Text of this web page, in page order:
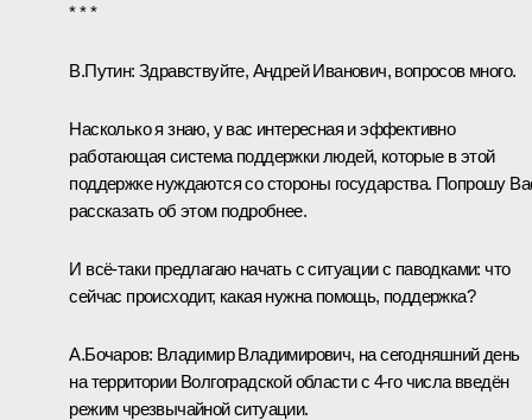
* * *
В.Путин: Здравствуйте, Андрей Иванович, вопросов много.
Насколько я знаю, у вас интересная и эффективно
работающая система поддержки людей, которые в этой
поддержке нуждаются со стороны государства. Попрошу
рассказать об этом подробнее.
И всё-таки предлагаю начать с ситуации с паводками: что
сейчас происходит, какая нужна помощь, поддержка?
А.Бочаров: Владимир Владимирович, на сегодняшний день
на территории Волгоградской области с 4-го числа введён
режим чрезвычайной ситуации.